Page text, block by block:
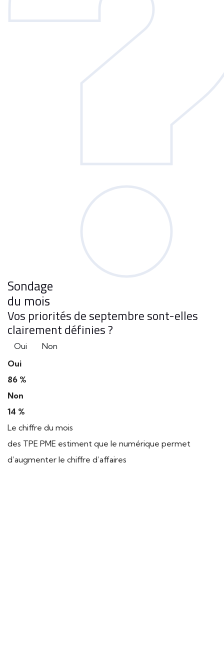
Sondage
du mois
Vos priorités de septembre sont-elles
clairement définies ?
Oui
Non
Oui
86 %
Non
14 %
Le chiffre du mois
des TPE PME estiment que le numérique permet
d’augmenter le chiffre d’affaires